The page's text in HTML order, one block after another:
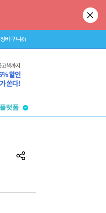
장바구니(0)
티뉴드